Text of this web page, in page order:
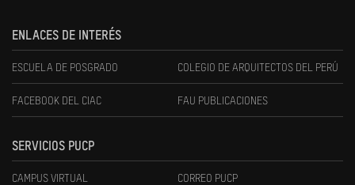
ENLACES DE INTERÉS
ESCUELA DE POSGRADO COLEGIO DE ARQUITECTOS DEL PERÚ
FACEBOOK DEL CIAC FAU PUBLICACIONES
SERVICIOS PUCP
CAMPUS VIRTUAL CORREO PUCP